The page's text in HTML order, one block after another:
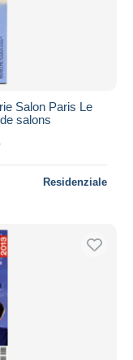
Salon Paris Le
salons
Residenziale